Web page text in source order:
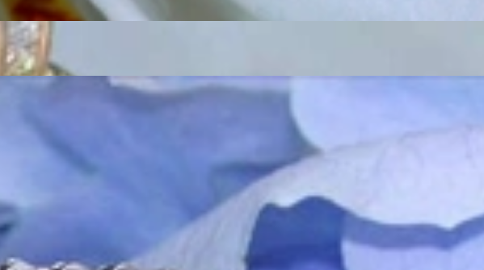
ihn trägt. Schmuck „von der Stange“ werden Sie daher bei uns ebenso wenig finden